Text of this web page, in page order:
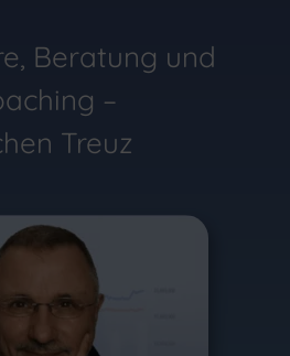
Beratung und
–
Treuz